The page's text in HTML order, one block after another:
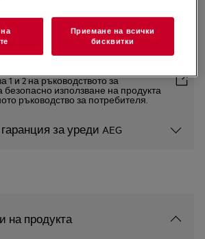
Продуктов информационен лист
1 и 2 на ръководството за
безопасно използване на продукта
ръководство за потребителя.
за уреди AEG
на продукта
Приемане на всички
бисквитки